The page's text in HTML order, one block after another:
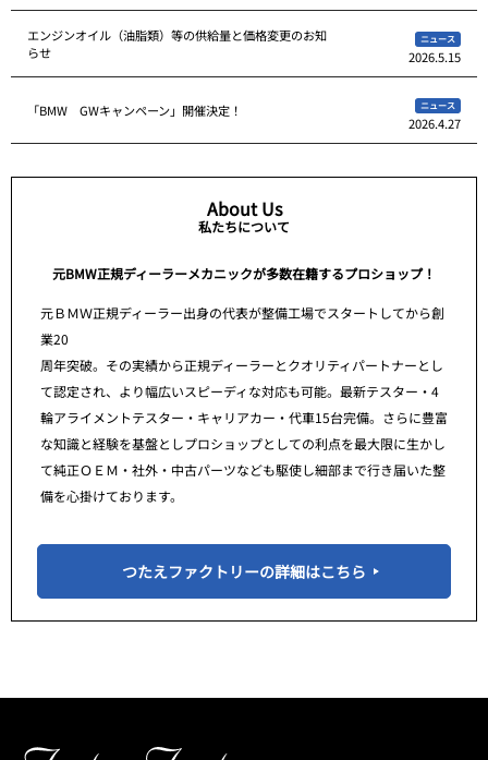
エンジンオイル（油脂類）等の供給量と価格変更のお知
らせ
ニュース
2026.5.15
「BMW GWキャンペーン」開催決定！ ニュース
2026.4.27
About Us
私たちについて
元BMW正規ディーラーメカニックが多数在籍するプロショップ！
元ＢＭＷ正規ディーラー出身の代表が整備工場でスタートしてから創
業20
周年突破。その実績から正規ディーラーとクオリティパートナーとし
て認定され、より幅広いスピーディな対応も可能。最新テスター・4
輪アライメントテスター・キャリアカー・代車15台完備。さらに豊富
な知識と経験を基盤としプロショップとしての利点を最大限に生かし
て純正ＯＥＭ・社外・中古パーツなども駆使し細部まで行き届いた整
備を心掛けております。
つたえファクトリーの詳細はこちら